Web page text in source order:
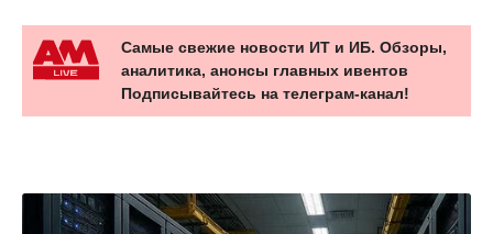
Самые свежие новости ИТ и ИБ. Обзоры,
аналитика, анонсы главных ивентов
Подписывайтесь на телеграм-канал!